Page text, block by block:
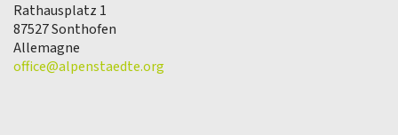
Rathausplatz 1
87527 Sonthofen
Allemagne
office@alpenstaedte.org